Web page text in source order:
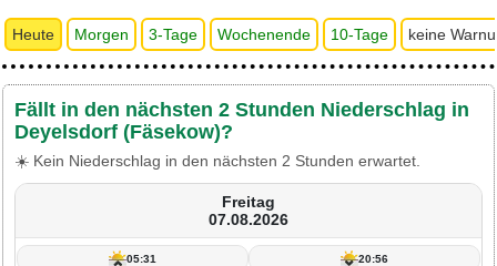
Heute Morgen 3-Tage Wochenende 10-Tage keine
Fällt in den nächsten 2 Stunden Niederschlag in
Deyelsdorf (Fäsekow)?
☀️ Kein Niederschlag in den nächsten 2 Stunden erwartet.
Freitag
07.08.2026
05:31 20:56